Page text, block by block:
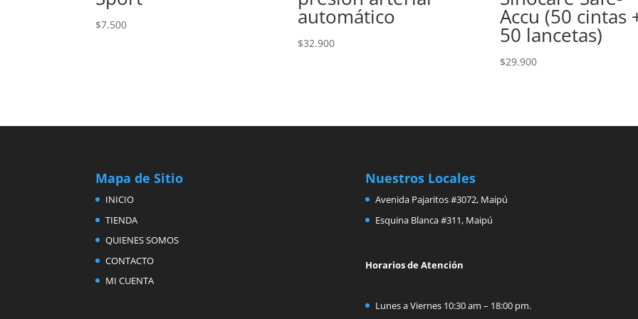
$7.500 automático
$32.900
Accu (50 cintas
50 lancetas)
$29.900
Mapa de Sitio
INICIO
TIENDA
QUIENES SOMOS
CONTACTO
MI CUENTA
Nuestros Locales
Avenida Pajaritos #3072, Maipú
Esquina Blanca #311, Maipú
Horarios de Atención
Lunes a Viernes 10:30 am – 18:00 pm.